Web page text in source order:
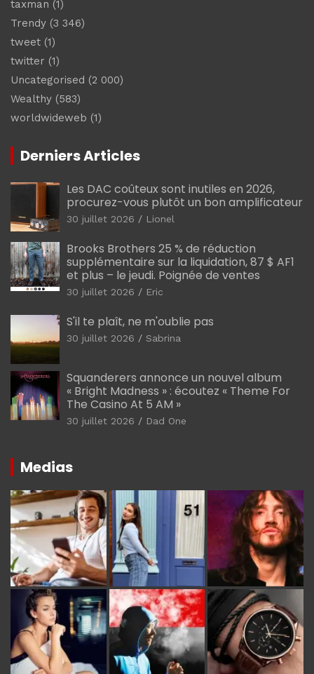
taxman (1)
Trendy (3 346)
tweet (1)
twitter (1)
Uncategorised (2 000)
Wealthy (583)
worldwideweb (1)
Derniers Articles
Les DAC coûteux sont inutiles en 2026,
procurez-vous plutôt un bon amplificateur
30 juillet 2026 Lionel
Brooks Brothers 25 % de réduction
supplémentaire sur la liquidation, 87 $ AF1
et plus – le jeudi. Poignée de ventes
30 juillet 2026 Eric
S'il te plaît, ne m'oublie pas
30 juillet 2026 Sabrina
Squanderers annonce un nouvel album
« Bright Madness » : écoutez « Theme For
The Casino At 5 AM »
30 juillet 2026 Dad One
Medias